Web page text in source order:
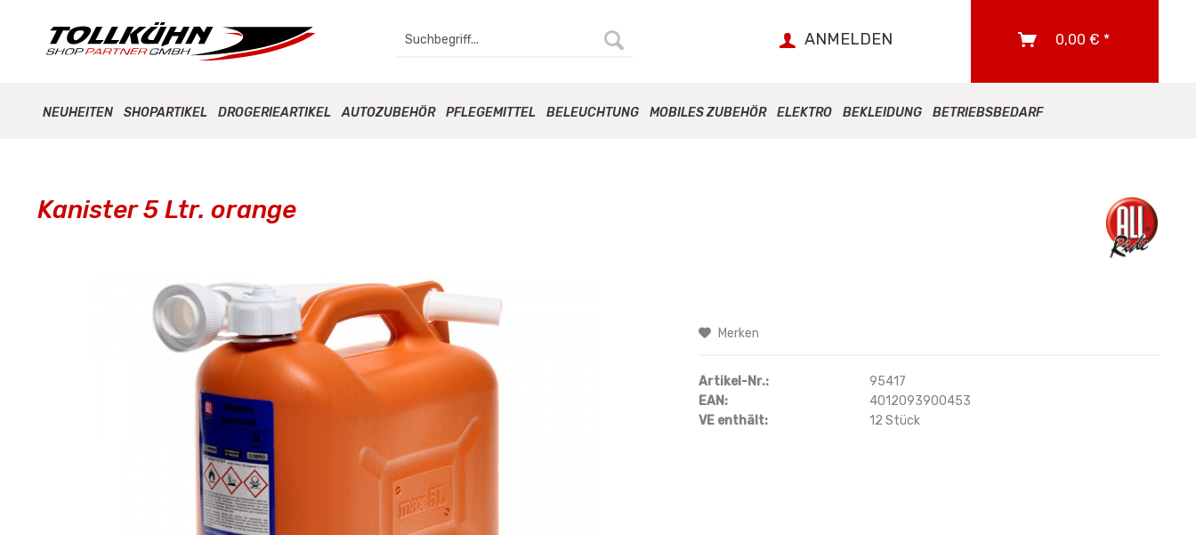
ANMELDEN 0,00 € *
NEUHEITEN SHOPARTIKEL DROGERIEARTIKEL AUTOZUBEHÖR PFLEGEMITTEL BELEUCHTUNG MOBILES ZUBEHÖR ELEKTRO BEKLEIDUNG BETRIEBSBEDARF
Kanister 5 Ltr. orange
Merken
Artikel-Nr.:
95417
EAN:
4012093900453
VE enthält:
12 Stück